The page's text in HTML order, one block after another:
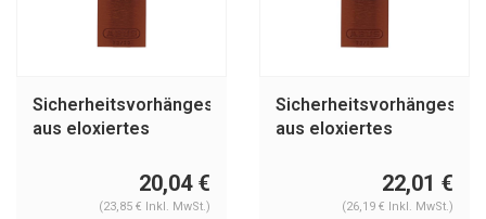
Sicherheitsvorhängeschloss
aus eloxiertes
20,04 €
(23,85 € Inkl. MwSt.)
aus eloxiertes
72IB/30 BRAUN22,01 €
(26,19 € Inkl. MwSt.)